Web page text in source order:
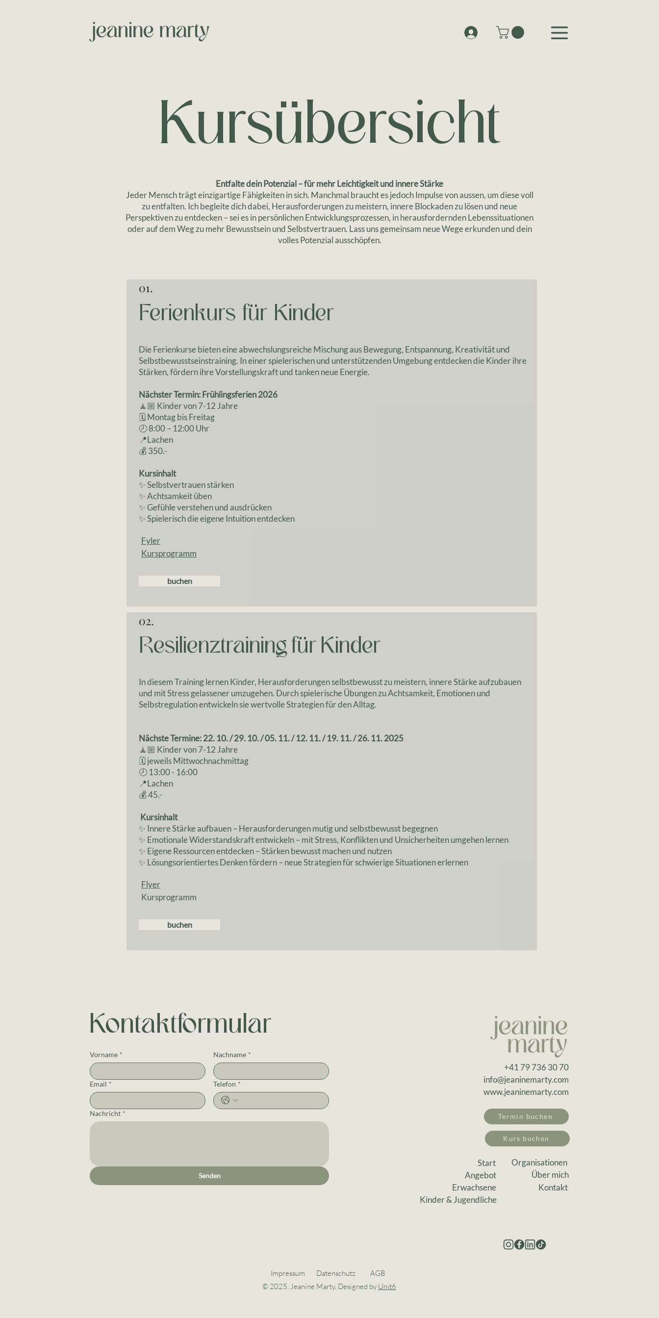
Kursübersicht
Entfalte dein Potenzial – für mehr Leichtigkeit und innere Stärke
Jeder Mensch trägt einzigartige Fähigkeiten in sich. Manchmal braucht es jedoch Impulse von aussen, um diese voll
zu entfalten. Ich begleite dich dabei, Herausforderungen zu meistern, innere Blockaden zu lösen und neue
Perspektiven zu entdecken – sei es in persönlichen Entwicklungsprozessen, in herausfordernden Lebenssituationen
oder auf dem Weg zu mehr Bewusstsein und Selbstvertrauen. Lass uns gemeinsam neue Wege erkunden und dein
volles Potenzial ausschöpfen.
01.
Ferienkurs für Kinder
Die Ferienkurse bieten eine abwechslungsreiche Mischung aus Bewegung, Entspannung, Kreativität und
Selbstbewusstseinstraining. In einer spielerischen und unterstützenden Umgebung entdecken die Kinder ihre
Stärken, fördern ihre Vorstellungskraft und tanken neue Energie.
Nächster Termin: Frühlingsferien 2026
🧘🏼 Kinder von 7-12 Jahre
🗓 Montag bis Freitag
🕗 8:00 – 12:00 Uhr
📍Lachen
💰 350.-
Kursinhalt
✨ Selbstvertrauen stärken
✨ Achtsamkeit üben
✨ Gefühle verstehen und ausdrücken
✨ Spielerisch die eigene Intuition entdecken
Fyler
Kursprogramm
buchen
02.
ResilienztrainingfürKinder
In diesem Training lernen Kinder, Herausforderungen selbstbewusst zu meistern, innere Stärke aufzubauen
und mit Stress gelassener umzugehen. Durch spielerische Übungen zu Achtsamkeit, Emotionen und
Selbstregulation entwickeln sie wertvolle Strategien für den Alltag.
Nächste Termine: 22. 10. / 29. 10. / 05. 11. / 12. 11. / 19. 11. / 26. 11. 2025
🧘🏼 Kinder von 7-12 Jahre
🗓 jeweils Mittwochnachmittag
🕗 13:00 - 16:00
📍Lachen
💰 45.-
Kursinhalt
✨ Innere Stärke aufbauen – Herausforderungen mutig und selbstbewusst begegnen
✨ Emotionale Widerstandskraft entwickeln – mit Stress, Konflikten und Unsicherheiten umgehen lernen
✨ Eigene Ressourcen entdecken – Stärken bewusst machen und nutzen
✨ Lösungsorientiertes Denken fördern – neue Strategien für schwierige Situationen erlernen
Flyer
Kursprogramm
buchen
Kontaktformular
Vorname * Nachname *
Email * Telefon *
Nachricht *
Senden
+41 79 736 30 70
info@jeaninemarty.com
www.jeaninemarty.com
Start
Angebot
Erwachsene
Kinder & Jugendliche
Kontakt
Über mich
Organisationen
Kurs buchen
Termin buchen
Impressum Datenschutz
AGB
© 2025, Jeanine Marty. Designed by Unit6